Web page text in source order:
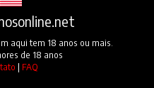
aqui tem 18 anos ou mais.
de 18 anos
| FAQ